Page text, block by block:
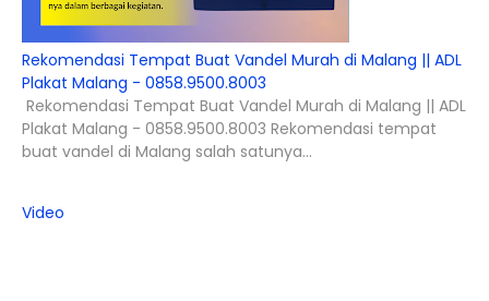
Rekomendasi Tempat Buat Vandel Murah di Malang || ADL
Plakat Malang - 0858.9500.8003
Rekomendasi Tempat Buat Vandel Murah di Malang || ADL
Plakat Malang - 0858.9500.8003 Rekomendasi tempat
buat vandel di Malang salah satunya...
Video